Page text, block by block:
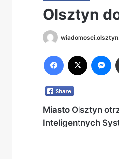
Olsztyn
Miasto Olsztyn
Inteligentnych